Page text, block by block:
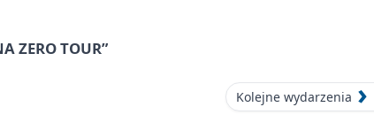
ZERO TOUR”
Kolejne wydarzenia